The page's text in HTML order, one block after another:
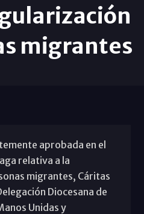
migrantes
aprobada en el
relativa a la
migrantes, Cáritas
Diocesana de
Unidas y